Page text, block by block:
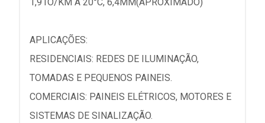
APLICAÇÕES:
RESIDENCIAIS: REDES DE ILUMINAÇÃO,
TOMADAS E PEQUENOS PAINEIS.
COMERCIAIS: PAINEIS ELÉTRICOS, MOTORES E
SISTEMAS DE SINALIZAÇÃO.